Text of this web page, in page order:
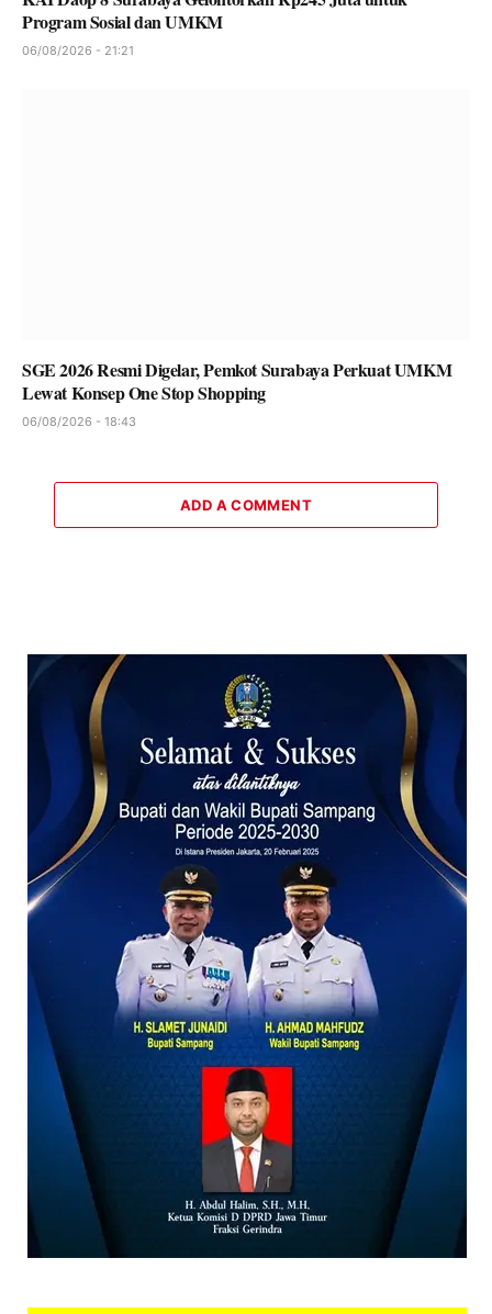
Program Sosial dan UMKM
06/08/2026 - 21:21
SGE 2026 Resmi Digelar, Pemkot Surabaya Perkuat UMKM
Lewat Konsep One Stop Shopping
06/08/2026 - 18:43
ADD A COMMENT